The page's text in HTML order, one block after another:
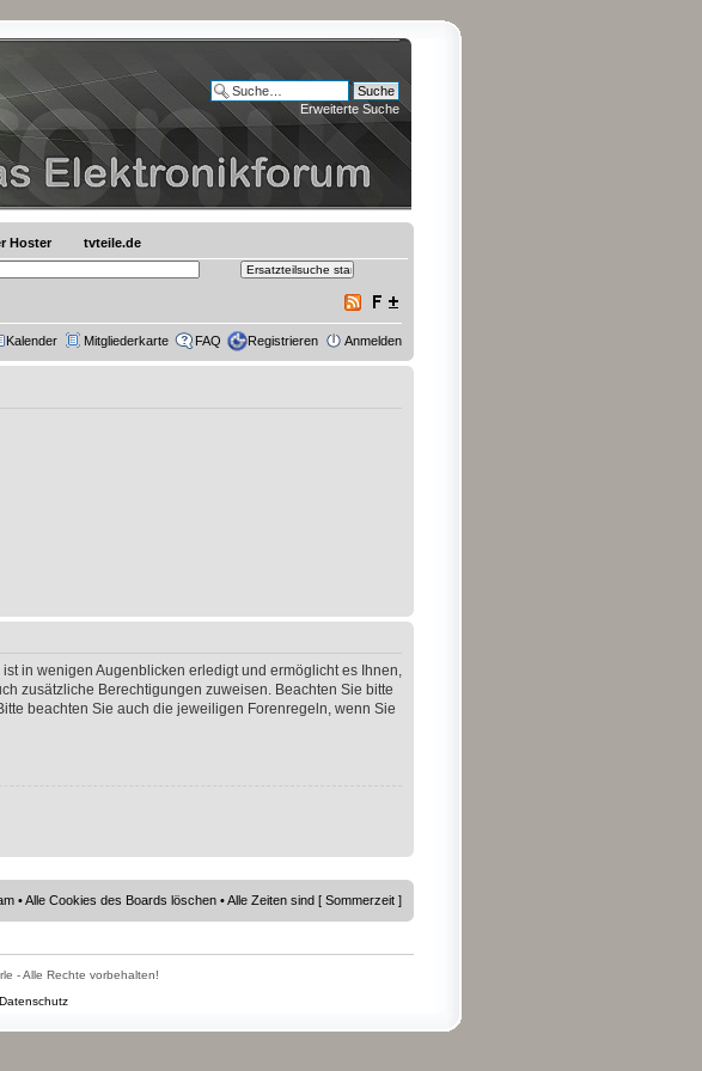
Erweiterte Suche
Hoster tvteile.de
Kalender Mitgliederkarte FAQ Registrieren Anmelden
in wenigen Augenblicken erledigt und ermöglicht es Ihnen,
zusätzliche Berechtigungen zuweisen. Beachten Sie bitte
beachten Sie auch die jeweiligen Forenregeln, wenn Sie
•Alle Cookies des Boards löschen • Alle Zeiten sind [ Sommerzeit ]
- Alle Rechte vorbehalten!
Datenschutz